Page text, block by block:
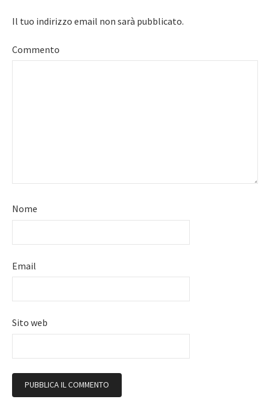
Il tuo indirizzo email non sarà pubblicato.
Commento
Nome
Email
Sito web